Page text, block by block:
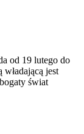
od 19 lutego do
jest
świat